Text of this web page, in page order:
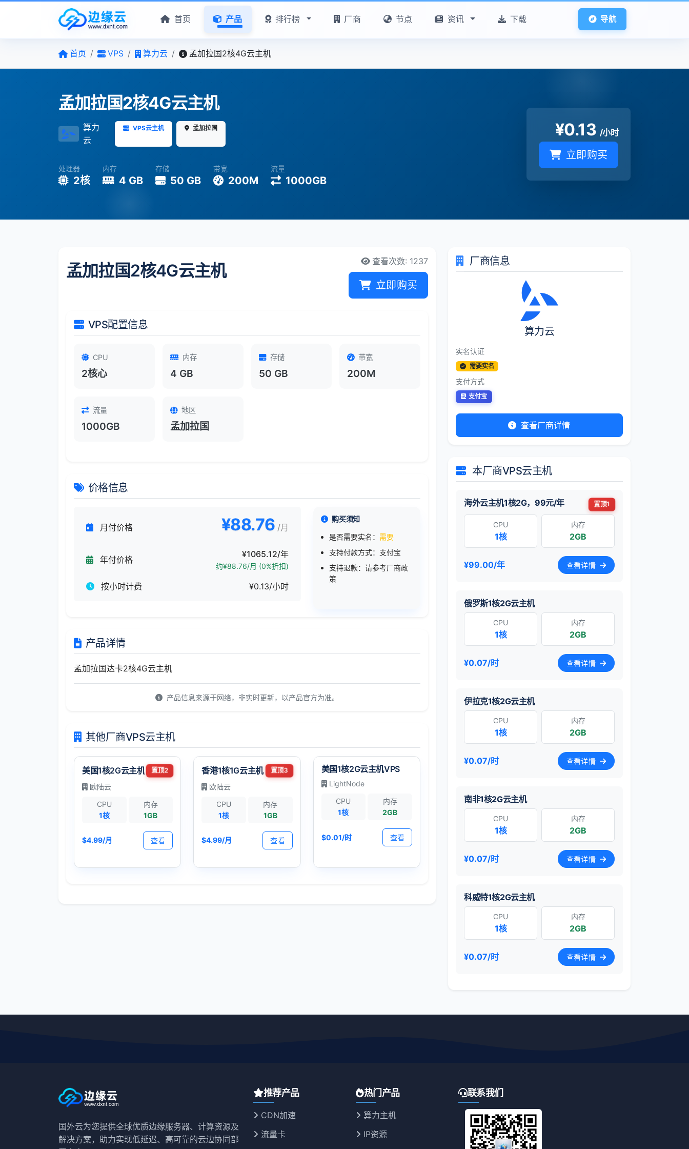
首页 产品 排行榜 厂商 节点 资讯 下载 导航
首页 / VPS / 算力云 / 孟加拉国2核4G云主机
孟加拉国2核4G云主机
算力
云
VPS云主机 孟加拉国
处理器
2核
内存
4 GB
存储
50 GB
带宽
200M
流量
1000GB
¥0.13 /小时
立即购买
孟加拉国2核4G云主机 查看次数: 1237
立即购买
VPS配置信息
CPU
2核心
内存
4 GB
存储
50 GB
带宽
200M
流量
1000GB
地区
孟加拉国
价格信息
月付价格 ¥88.76 /月
年付价格
¥1065.12/年
约¥88.76/月 (0%折扣)
按小时计费 ¥0.13/小时
购买须知
是否需要实名： 需要
支持付款方式：支付宝
支持退款：请参考厂商政
策
产品详情
孟加拉国达卡2核4G云主机
产品信息来源于网络，非实时更新，以产品官方为准。
其他厂商VPS云主机
美国1核2G云主机 置顶2
欧陆云
CPU
1核
内存
1GB
$4.99/月 查看
香港1核1G云主机 置顶3
欧陆云
CPU
1核
内存
1GB
$4.99/月 查看
美国1核2G云主机VPS
LightNode
CPU
1核
内存
2GB
$0.01/时 查看
厂商信息
算力云
实名认证
需要实名
支付方式
支付宝
查看厂商详情
本厂商VPS云主机
海外云主机1核2G，99元/年 置顶1
CPU
1核
内存
2GB
¥99.00/年 查看详情
俄罗斯1核2G云主机
CPU
1核
内存
2GB
¥0.07/时 查看详情
伊拉克1核2G云主机
CPU
1核
内存
2GB
¥0.07/时 查看详情
南非1核2G云主机
CPU
1核
内存
2GB
¥0.07/时 查看详情
科威特1核2G云主机
CPU
1核
内存
2GB
¥0.07/时 查看详情
国外云为您提供全球优质边缘服务器、计算资源及
解决方案，助力实现低延迟、高可靠的云边协同部
推荐产品
CDN加速
流量卡
热门产品
算力主机
IP资源
联系我们